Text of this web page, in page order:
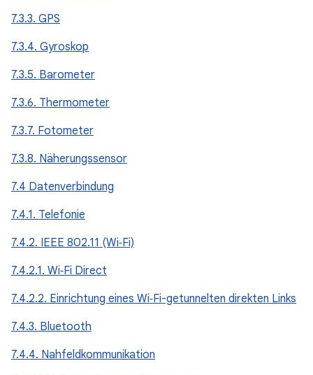
7.3.3. GPS
7.3.4. Gyroskop
7.3.5. Barometer
7.3.6. Thermometer
7.3.7. Fotometer
7.3.8. Näherungssensor
7.4 Datenverbindung
7.4.1. Telefonie
7.4.2. IEEE 802.11 (Wi‑Fi)
7.4.2.1. Wi‑Fi Direct
7.4.2.2. Einrichtung eines Wi‑Fi-getunnelten direkten Links
7.4.3. Bluetooth
7.4.4. Nahfeldkommunikation